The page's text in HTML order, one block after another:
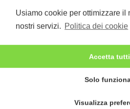
Usiamo cookie per ottimizzare il
nostri servizi. Politica dei cookie
Accetta tutti
Solo
Visualizza
A CHI TOGLIE I FIGLI AI GENITORI
ATTUALITÀ
BULLISMO A SCUOLA
CANZONI PER BAMBINI